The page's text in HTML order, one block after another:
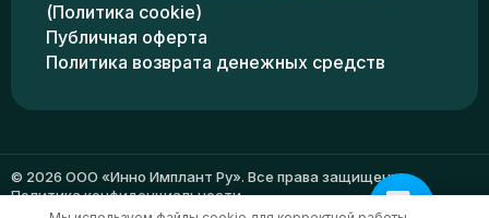
(Политика cookie)
Публичная оферта
Политика возврата денежных средств
© 2026 ООО «Инно Имплант Ру». Все права защищены.
Политика конфиденциальности